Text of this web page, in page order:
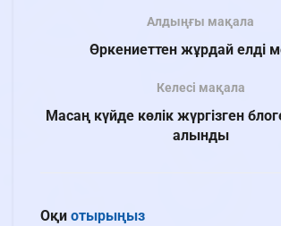
Алдыңғы мақала
Өркениеттен жұрдай елді
Келесі мақала
Масаң күйде көлік жүргізген
алынды
Оқи отырыңыз